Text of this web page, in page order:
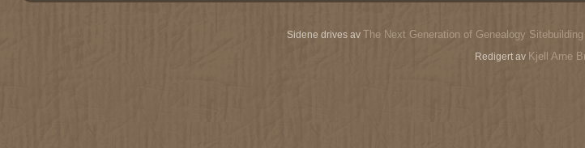
Sidene drives av The Next Generation of Genealogy Sitebuilding
Redigert av Kjell Arne